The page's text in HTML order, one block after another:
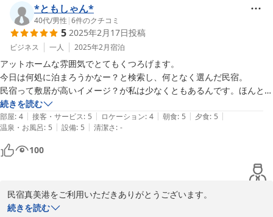
管理人
2025-05-30
*ともしゃん*
40代/男性 |6件のクチコミ
5 2025年2月17日投稿
ビジネス 一人 2025年2月宿泊
アットホームな雰囲気でとてもくつろげます。
今日は何処に泊まろうかなー？と検索し、何となく選んだ民宿。
民宿って敷居が高いイメージ？が私は少なくともあるんです。ほんとに
一芸さんで泊まって良い？泊まったらアウェイ感に潰されない？
回答は押しつぶされることは無いですが、やっぱり民宿なので0ではあ
りません。でも、なんかとても癒されました。
お部屋は和室タイプでした。冷蔵庫あり。テレビも大きい。室内に洗面
所があった！
お部屋にはトイレとお風呂はありません。大浴場にての入浴となりま
す。足が伸ばせるので疲れが取れます。
肝心の料理(夕食)ですが、とても美味しいです。ボリュームもあり、お
続きを読む
部屋: 4 | 接客・サービス: 5 | ロケーション: 4 | 朝食: 5 | 夕食: 5 |
温泉・お風呂: 5 | 設備: 5 | 清潔さ: -
100
民宿真美港をご利用いただきありがとうございます。
宿の説明とお褒めの言葉ありがとうございます！
続きを読む